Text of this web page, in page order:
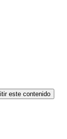
este contenido